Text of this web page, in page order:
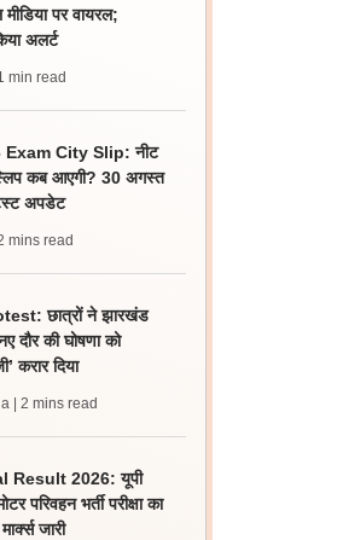
मीडिया पर वायरल;
अलर्ट
1 min read
Exam City Slip: नीट
स्लिप कब आएगी? 30 अगस्त
अपडेट
2 mins read
छात्रों ने झारखंड
दौर की घोषणा को
करार दिया
| 2 mins read
Result 2026: यूपी
परिवहन भर्ती परीक्षा का
जारी